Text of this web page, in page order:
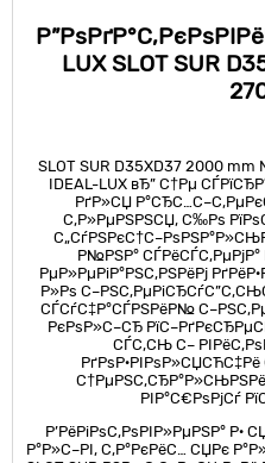
LUX SLOT SUR
SLOT SUR D35XD37 2000 mm
IDEAL-LUX вЂ” С†Рµ
РґР»СЏ
С‚Р»РµРЅРЅСЏ, С‰Рѕ
Р№РЅР° СЃРёСЃС‚РµРјР°
РµР»РµРіР°РЅС‚РЅРёРј
Р»Рѕ
СЃСѓС‡Р°СЃРЅРёР№
РєРѕР»С–СЂ
СЃС‚СЊ С–
РґРѕР·РІРѕР»СЏСЋС‡Рё
РІР°С€РѕРјСѓ
Р’РёРіРѕС‚РѕРІР»РµРЅР° Р·
Р°Р»С–РІ, С‚Р°РєРёС… СЏРє